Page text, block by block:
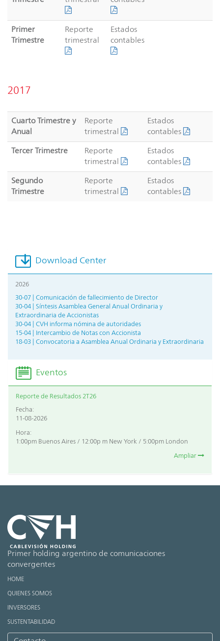
Primer
Trimestre
Reporte
trimestral
Estados
contables
2017
Cuarto Trimestre y
Anual
Reporte
trimestral
Estados
contables
Tercer Trimestre
Reporte
trimestral
Estados
contables
Segundo
Trimestre
Reporte
trimestral
Estados
contables
Download Center
2026
30-07 | Comunicación de fallecimiento de Director
30-04 | Síntesis Asamblea General Anual Ordinaria y
Extraordinaria de Accionistas
30-04 | CVH informa nómina de autoridades
15-04 | Intercambio de Notas con Accionista
18-03 | Convocatoria a Asamblea Anual Ordinaria y Extraordinaria
Eventos
Reporte de Resultados 2T26
Fecha:
11-08-2026
Hora:
1:00pm Buenos Aires / 12:00p m New York / 5:00pm London
Ampliar
Primer holding argentino de comunicaciones
convergentes
HOME
QUIENES SOMOS
INVERSORES
SUSTENTABILIDAD